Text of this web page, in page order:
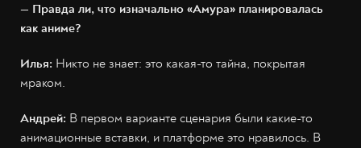
— Правда ли, что изначально «Амура» планировалась
как аниме?
Илья: Никто не знает: это какая-то тайна, покрытая
мраком.
Андрей: В первом варианте сценария были какие-то
анимационные вставки, и платформе это нравилось. В